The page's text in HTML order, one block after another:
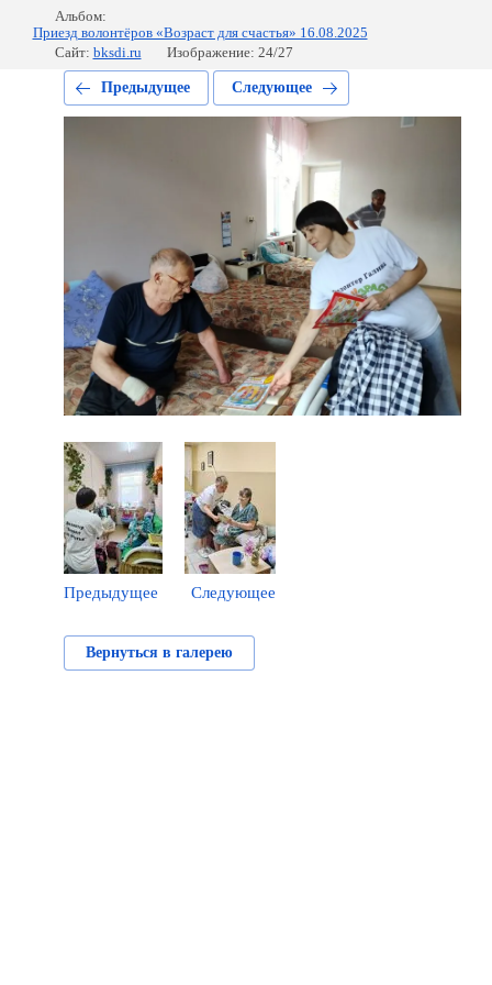
Альбом:
Приезд волонтёров «Возраст для счастья» 16.08.2025
Сайт: bksdi.ru Изображение: 24/27
Предыдущее Следующее
Предыдущее Следующее
Вернуться в галерею